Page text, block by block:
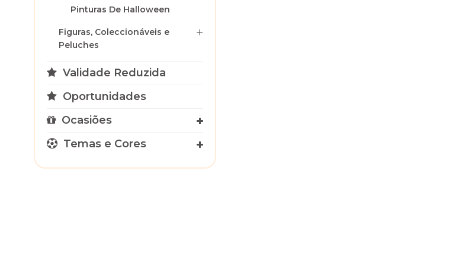
Pinturas De Halloween
Figuras, Coleccionáveis e
Peluches
Validade Reduzida
Oportunidades
Ocasiões
Temas e Cores